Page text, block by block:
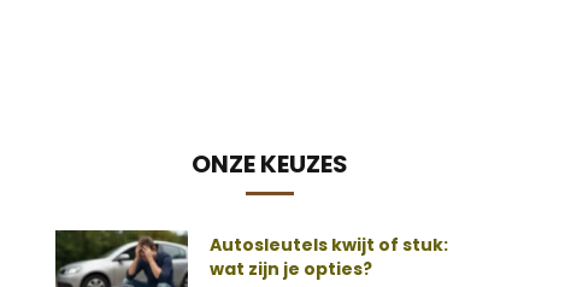
ONZE KEUZES
Autosleutels kwijt of stuk:
wat zijn je opties?